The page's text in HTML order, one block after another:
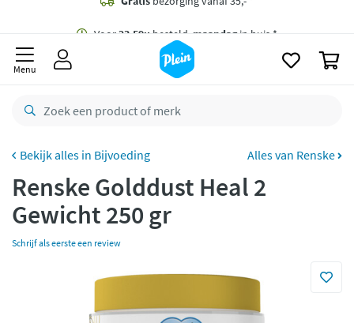
besteld,maandag
retourneren
CO2 neutraal
Betaal met Klarna
Menu
Bijvoeding Alles van Renske
Renske Golddust Heal 2
Gewicht 250 gr
Schrijf als eerste een review